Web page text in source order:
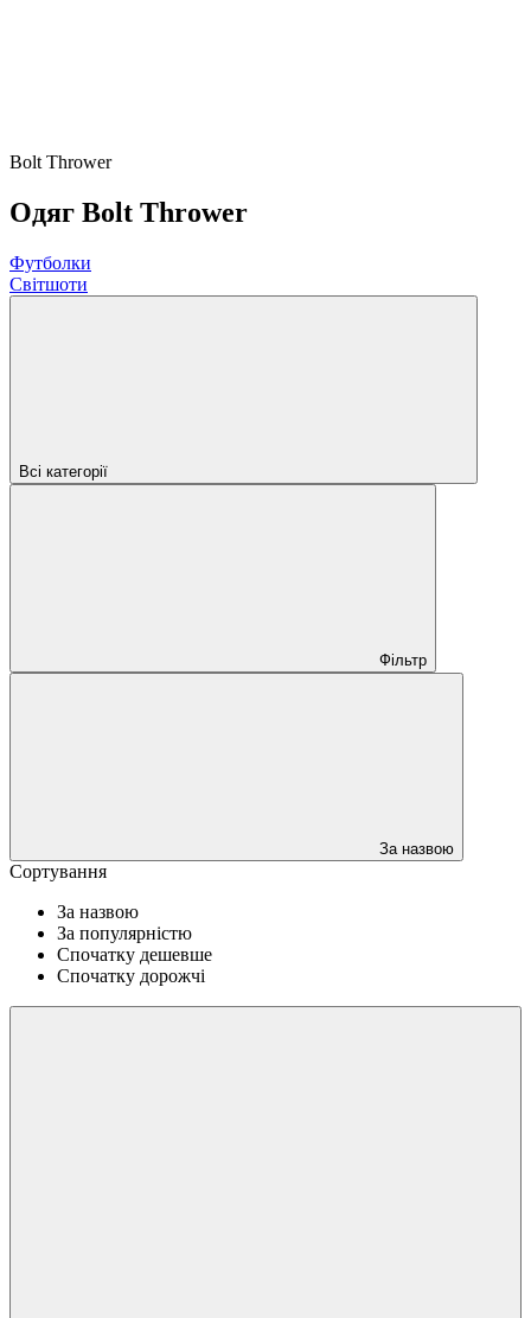
Bolt Thrower
Одяг Bolt Thrower
Футболки
Світшоти
Всі категорії
Фільтр
За назвою
Сортування
За назвою
За популярністю
Спочатку дешевше
Спочатку дорожчі